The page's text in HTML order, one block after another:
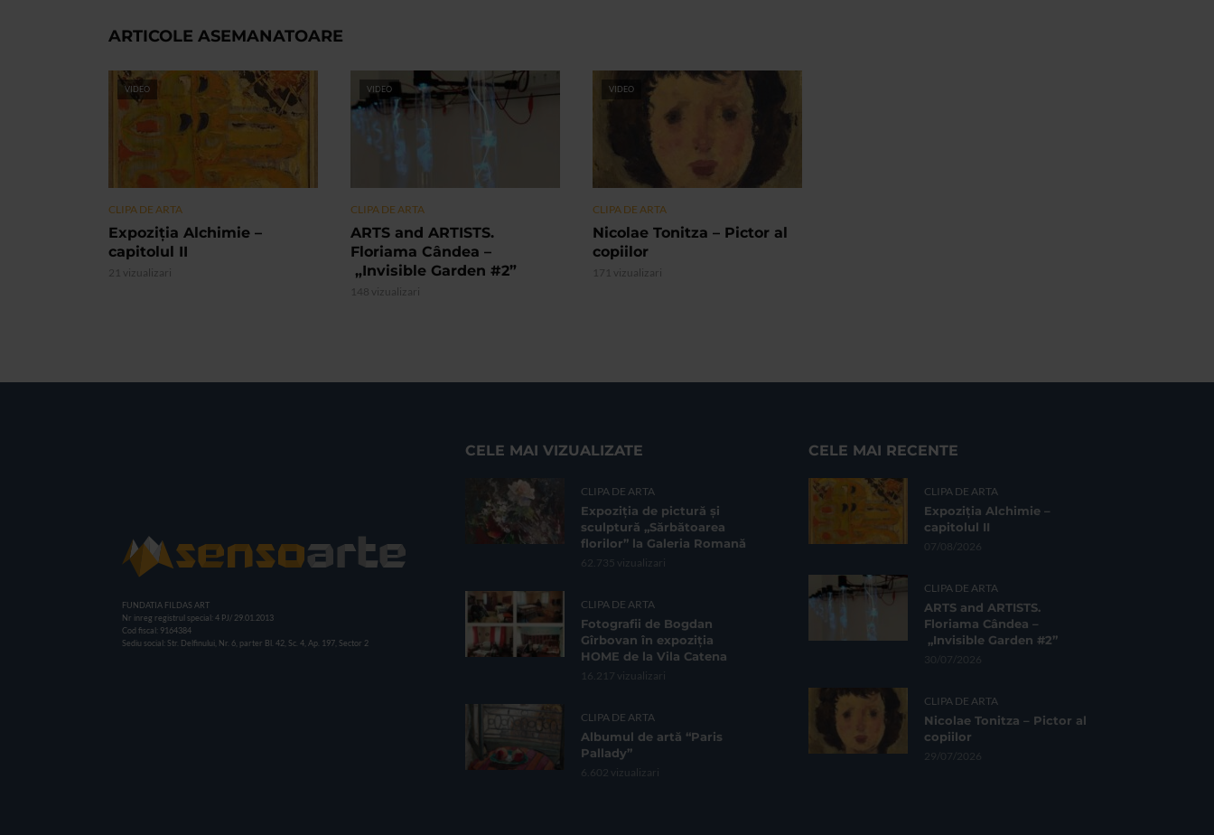
ARTICOLE ASEMANATOARE
VIDEO
CLIPA DE ARTA
Expoziția Alchimie –
capitolul II
21 vizualizari
VIDEO
CLIPA DE ARTA
ARTS and ARTISTS.
Floriama Cândea –
„Invisible Garden #2”
148 vizualizari
VIDEO
CLIPA DE ARTA
Nicolae Tonitza – Pictor al
copiilor
171 vizualizari
FUNDATIA FILDAS ART
Nr inreg registrul special: 4 PJ/ 29.01.2013
Cod fiscal: 9164384
Sediu social: Str. Delfinului, Nr. 6, parter Bl. 42, Sc. 4, Ap. 197, Sector 2
CELE MAI VIZUALIZATE
CLIPA DE ARTA
Expoziția de pictură și
sculptură „Sărbătoarea
florilor” la Galeria Romană
62.735 vizualizari
CLIPA DE ARTA
Fotografii de Bogdan
Gîrbovan în expoziția
HOME de la Vila Catena
16.217 vizualizari
CLIPA DE ARTA
Albumul de artă “Paris
Pallady”
6.602 vizualizari
CELE MAI RECENTE
CLIPA DE ARTA
Expoziția Alchimie –
capitolul II
07/08/2026
CLIPA DE ARTA
ARTS and ARTISTS.
Floriama Cândea –
„Invisible Garden #2”
30/07/2026
CLIPA DE ARTA
Nicolae Tonitza – Pictor al
copiilor
29/07/2026